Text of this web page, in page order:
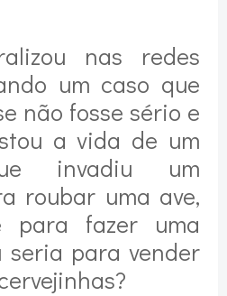
nas redes
um caso que
não fosse sério e
a vida de um
invadiu um
roubar uma ave,
para fazer uma
seria para vender